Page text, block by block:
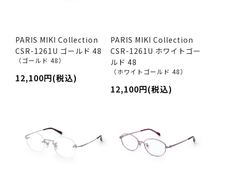
PARIS MIKI Collection
CSR-1261U ゴールド 48
（ゴールド 48）
12,100円(税込)
PARIS MIKI Collection
CSR-1261U ホワイトゴー
ルド 48
（ホワイトゴールド 48）
12,100円(税込)